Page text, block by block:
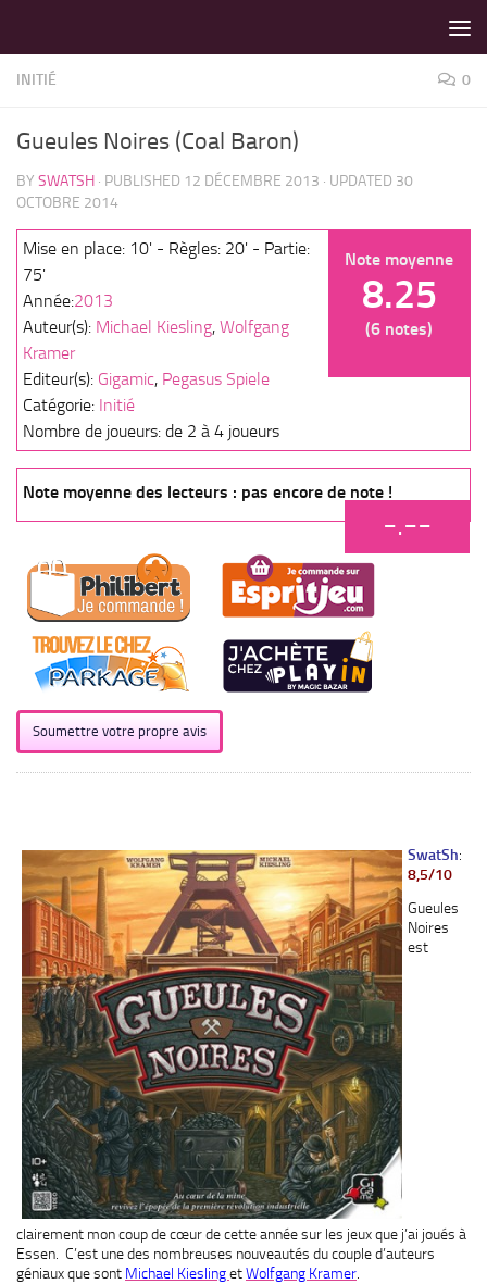
INITIÉ 0
Gueules Noires (Coal Baron)
BY SWATSH · PUBLISHED 12 DÉCEMBRE 2013 · UPDATED 30
OCTOBRE 2014
Note moyenne
8.25
(6 notes)
Mise en place: 10' - Règles: 20' - Partie:
75'
Année:2013
Auteur(s): Michael Kiesling, Wolfgang
Kramer
Editeur(s): Gigamic, Pegasus Spiele
Catégorie: Initié
Nombre de joueurs: de 2 à 4 joueurs
Note moyenne des lecteurs : pas encore de note !
-.--
Soumettre votre propre avis
SwatSh:
8,5/10
Gueules
Noires
est
clairement mon coup de cœur de cette année sur les jeux que j’ai joués à
Essen. C’est une des nombreuses nouveautés du couple d’auteurs
géniaux que sont Michael KieslingetWolfgang Kramer.